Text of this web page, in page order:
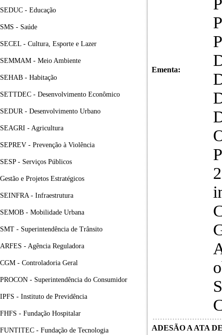
SEDUC - Educação
SMS - Saúde
SECEL - Cultura, Esporte e Lazer
SEMMAM - Meio Ambiente
SEHAB - Habitação
SETTDEC - Desenvolvimento Econômico
SEDUR - Desenvolvimento Urbano
SEAGRI - Agricultura
SEPREV - Prevenção à Violência
SESP - Serviços Públicos
Gestão e Projetos Estratégicos
SEINFRA - Infraestrutura
SEMOB - Mobilidade Urbana
SMT - Superintendência de Trânsito
ARFES - Agência Reguladora
CGM - Controladoria Geral
PROCON - Superintendência do Consumidor
IPFS - Instituto de Previdência
FHFS - Fundação Hospitalar
FUNTITEC - Fundação de Tecnologia
Ementa:
ADESÃO A ATA